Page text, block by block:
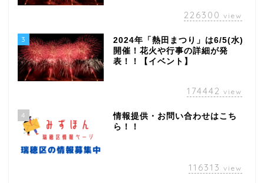
226300 view
3
2024年「熱田まつり」は6/5(水)
開催！花火や行事の詳細が発
表！！【イベント】
174442 view
4
情報提供・お問い合わせはこち
ら！！
116313 view